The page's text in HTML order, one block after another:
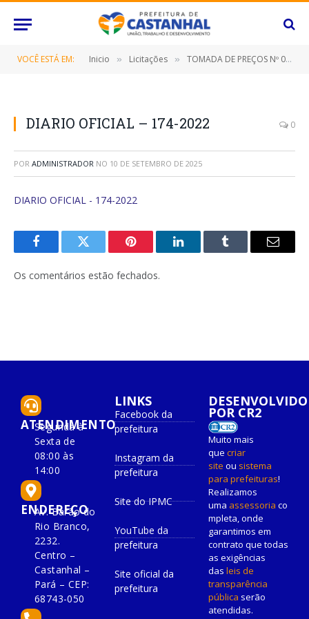
VOCÊ ESTÁ EM: Inicio » Licitações » TOMADA DE PREÇOS Nº 019/2022 (CONTRATAÇÃO DE EMPRESA ESPECIALIZADA PARA REFORMA E AMPLIAÇÃO DA PRAÇA DO BAIRRO NOVO ESTRELA, NESTE MUNICÍPIO DE CASTANHAL/PARÁ)
DIARIO OFICIAL – 174-2022 0
POR ADMINISTRADOR NO 10 DE SETEMBRO DE 2025
DIARIO OFICIAL - 174-2022
FacebookTwitter Pinterest O
Tumblr
E-
Os comentários estão fechados.
ATENDIMENTO
Segunda à
Sexta de
08:00 às
14:00
ENDEREÇO
Av. Barão do
Rio Branco,
2232.
Centro –
Castanhal –
Pará – CEP:
68743-050
LINKS
Facebook da
prefeitura
Instagram da
prefeitura
Site do IPMC
YouTube da
prefeitura
Site oficial da
prefeitura
DESENVOLVIDO
POR CR2
Muito mais
que criar
site ou sistema
para prefeituras!
Realizamos
uma assessoria co
mpleta, onde
garantimos em
contrato que todas
as exigências
das leis de
transparência
pública serão
atendidas.